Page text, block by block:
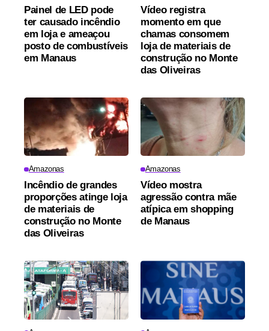
Painel de LED pode
ter causado incêndio
em loja e ameaçou
posto de combustíveis
em Manaus
Vídeo registra
momento em que
chamas consomem
loja de materiais de
construção no Monte
das Oliveiras
Amazonas
Incêndio de grandes
proporções atinge loja
de materiais de
construção no Monte
das Oliveiras
Amazonas
Vídeo mostra
agressão contra mãe
atípica em shopping
de Manaus